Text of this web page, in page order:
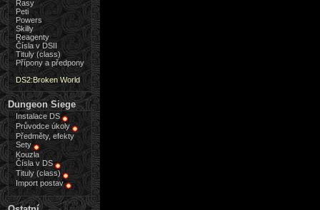
Rasy
Peti
Powers
Skilly
Reagenty
Čísla v DSII
Tituly (class)
Přípony a předpony
DS2:Broken World
Dungeon Siege
Instalace DS
Průvodce úkoly
Předměty, efekty
Sety
Kouzla
Čísla v DS
Tituly (class)
Import postav